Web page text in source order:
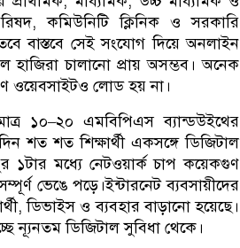
কমিউনিটি ক্লিনিক ও সরকারি
বাস্তবে সেই সংযোগ দিয়ে অনলাইন
হাজিরা চালানো প্রায় অসম্ভব। অনেক
ওয়েবসাইটও লোড হয় না।
১০–২০ এমবিপিএস ব্যান্ডউইথের
শত শত শিক্ষার্থী একসঙ্গে ডিজিটাল
১টার মধ্যে নেটওয়ার্ক চাপ কয়েকগুণ
ভেঙে পড়ে।ইন্টারনেট ব্যবসায়ীদের
ডিভাইস ও ব্যবহার বাড়ানো হয়েছে।
ন্যূনতম ডিজিটাল সুবিধা থেকে।